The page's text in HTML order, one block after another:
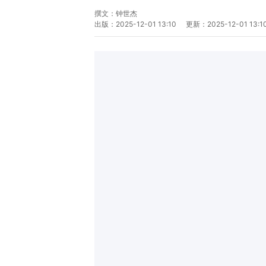
撰文： 钟世杰
出版： 2025-12-01 13:10 更新： 2025-12-01